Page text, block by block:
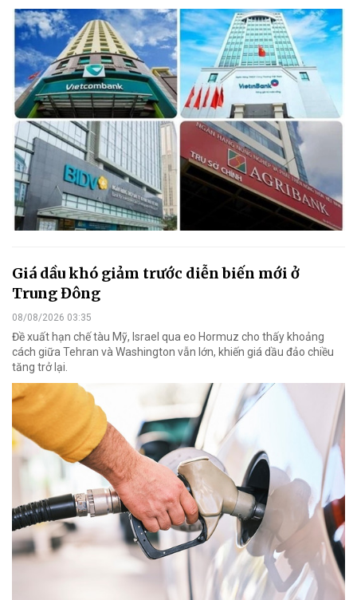
Giá dầu khó giảm trước diễn biến mới ở
Trung Đông
08/08/2026 03:35
Đề xuất hạn chế tàu Mỹ, Israel qua eo Hormuz cho thấy khoảng
cách giữa Tehran và Washington vẫn lớn, khiến giá dầu đảo chiều
tăng trở lại.